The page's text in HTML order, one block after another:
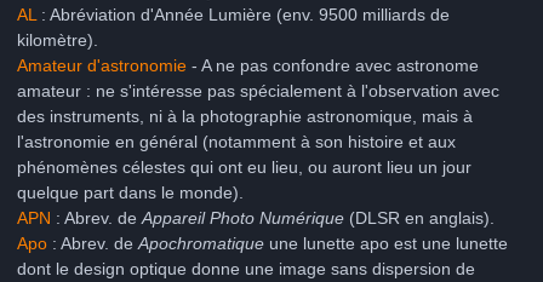
AL : Abréviation d'Année Lumière (env. 9500 milliards de
kilomètre).
Amateur d'astronomie - A ne pas confondre avec astronome
amateur : ne s'intéresse pas spécialement à l'observation avec
des instruments, ni à la photographie astronomique, mais à
l'astronomie en général (notamment à son histoire et aux
phénomènes célestes qui ont eu lieu, ou auront lieu un jour
quelque part dans le monde).
APN : Abrev. de Appareil Photo Numérique (DLSR en anglais).
Apo : Abrev. de Apochromatique une lunette apo est une lunette
dont le design optique donne une image sans dispersion de